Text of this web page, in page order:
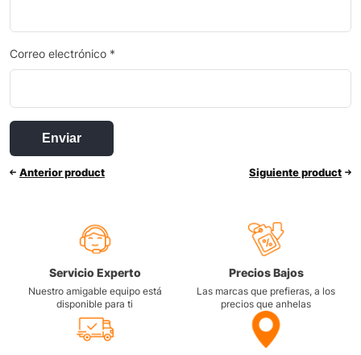
Correo electrónico *
Anterior product Siguiente product
Servicio Experto
Nuestro amigable equipo está
disponible para ti
Precios Bajos
Las marcas que prefieras, a los
precios que anhelas